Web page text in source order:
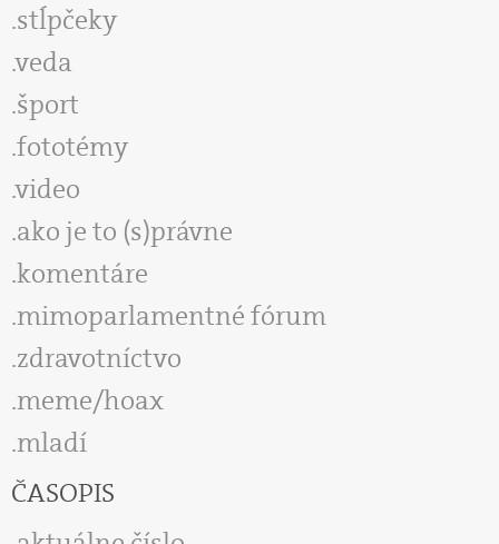
stĺpčeky
veda
šport
fototémy
video
ako je to (s)právne
komentáre
mimoparlamentné fórum
zdravotníctvo
meme/hoax
mladí
ČASOPIS